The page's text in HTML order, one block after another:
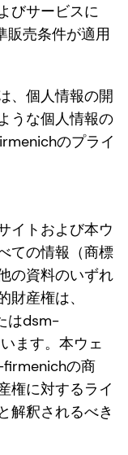
びサービスに
売条件が適用
、個人情報の開
うな個人情報の
のプライ
イトおよび本ウ
ての情報（商標
の資料のいずれ
産権は、
はdsm-
ます。本ウェ
firmenichの商
権に対するライ
解釈されるべき